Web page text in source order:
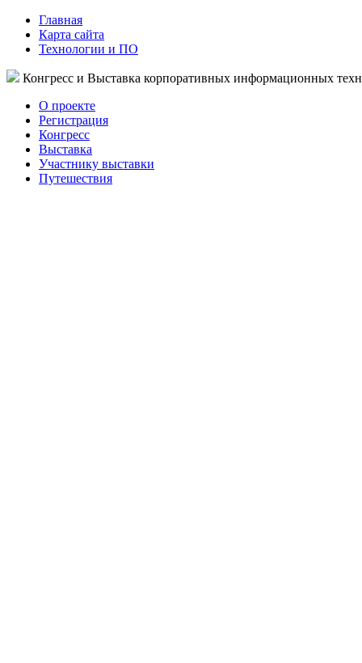
Главная
Карта сайта
Технологии и ПО
Конгресс и Выставка корпоративных информационных
О проекте
Регистрация
Конгресс
Выставка
Участнику выставки
Путешествия